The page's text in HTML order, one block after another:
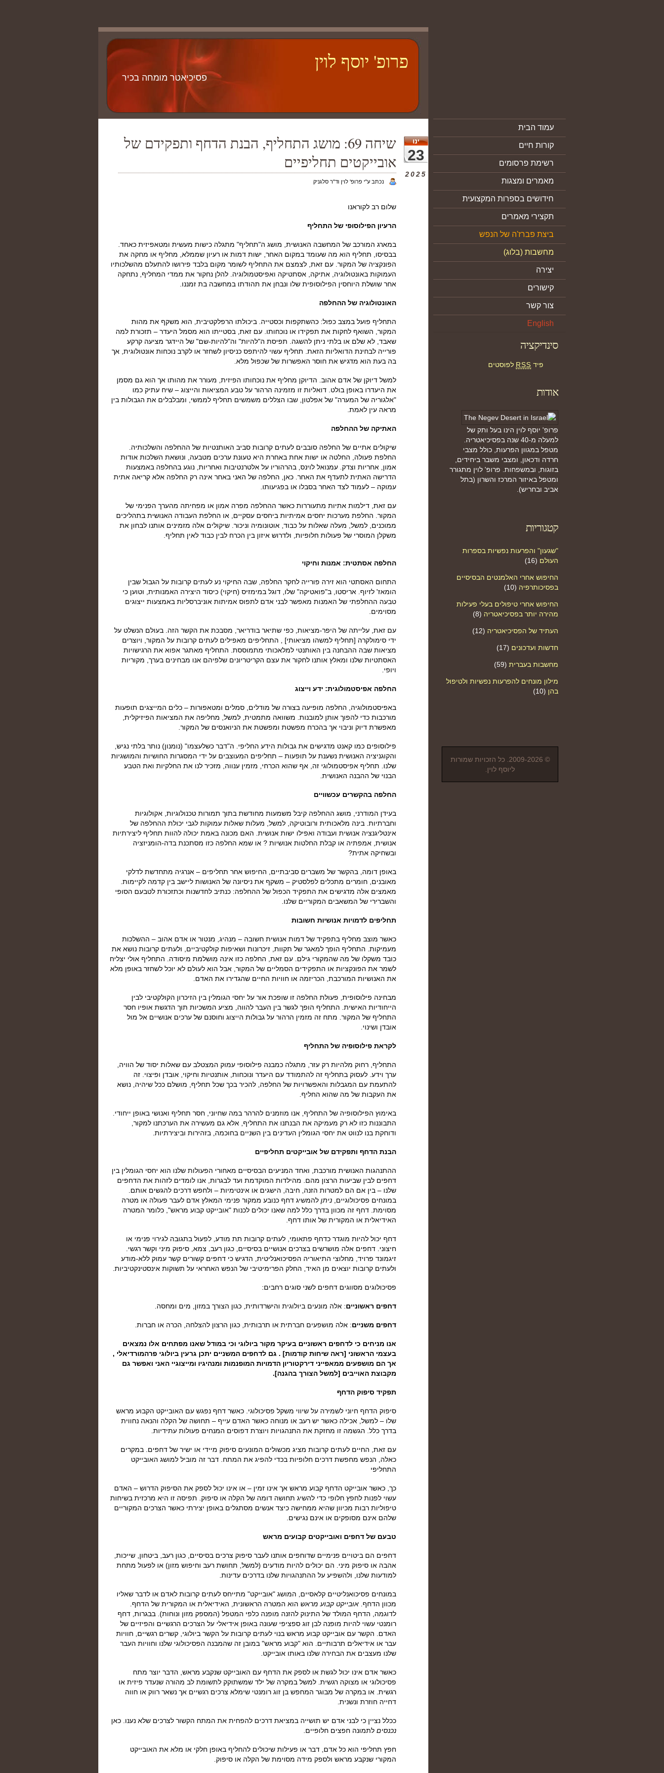
עמוד הבית
קורות חיים
רשימת פרסומים
מאמרים ומצגות
חידושים בספרות המקצועית
תקצירי מאמרים
ביצת פברז'ה של הנפש
מחשבות (בלוג)
יצירה
קישורים
צור קשר
English
סינדיקציה
פיד RSS לפוסטים
אודות
פרופ' יוסף לוין הינו בעל ותק של
למעלה מ-40 שנה בפסיכיאטריה.
מטפל במגוון הפרעות, כולל מצבי
חרדה ודכאון, ומצבי משבר ביחידים,
בזוגות, ובמשפחות. פרופ' לוין מתגורר
ומטפל באיזור המרכז והשרון (בתל
אביב ובחריש).
קטגוריות
"שגעון" והפרעות נפשיות בספרות
העולם (16)
החיפוש אחרי האלמנטים הבסיסיים
בפסיכותרפיה (10)
החיפוש אחרי טיפולים בעלי פעילות
מהירה יותר בפסיכיאטריה (8)
העתיד של הפסיכיאטריה (12)
חדשות ועדכונים (17)
מחשבות בעברית (59)
מילון מונחים להפרעות נפשיות ולטיפול
בהן (10)
© 2009-2026. כל הזכויות שמורות
ליוסף לוין.
פרופ' יוסף לוין
פסיכיאטר מומחה בכיר
ינו
23
2025
שיחה 69: מושג התחליף, הבנת הדחף ותפקידם של
אובייקטים תחליפיים
נכתב ע"י פרופ' לוין וד"ר סלגניק
שלום רב לקוראנו
הרעיון הפילוסופי של התחליף
במארג המורכב של המחשבה האנושית, מושג ה"תחליף" מתגלה כישות מעשית ומטאפיזית כאחד.
בבסיסו, תחליף הוא מה שעומד במקום האחר, ישות דמות או רעיון שממלא, מחליף או מחקה את
הפונקציה של המקור. עם זאת, לצמצם את התחליף לשומר מקום בלבד פירושו להתעלם מהשלכותיו
העמוקות באונטולוגיה, אתיקה, אסתטיקה ואפיסטמולוגיה. להלן נחקור את ממדי המחליף, נתחקה
אחר שושלת היוחסין הפילוסופית שלו ונבחן את תהודתו במחשבה בת זמננו.
האונטולוגיה של ההחלפה
התחליף פועל במצב כפול: כהשתקפות וכסטייה. ביכולתו הרפלקטיבית, הוא משקף את מהות
המקור, השואף לחקות את תפקידו או נוכחותו. עם זאת, בסטייתו הוא מסמל היעדר – תזכורת למה
שאבד, לא שלם או בלתי ניתן להשגה. תפיסת ה"להיות" וה"להיות-שם" של היידגר מציעה קרקע
פורייה לבחינת הדואליות הזאת. תחליף עשוי להיתפס כניסיון לשחזר או לקרב נוכחות אונטולוגית, אך
בה בעת הוא מדגיש את חוסר האפשרות של שכפול מלא.
למשל דיוקן של אדם אהוב. הדיוקן מחליף את נוכחותו הפיזית, מעורר את מהותו אך הוא גם מסמן
את היעדרו באופן בולט. דואליות זו מזמינה הרהור על טבע המציאות והייצוג – שיח עתיק כמו
"אלגוריה של המערה" של אפלטון, שבו הצללים משמשים תחליף לממשי, ומבלבלים את הגבולות בין
מראה עין לאמת.
האתיקה של ההחלפה
שיקולים אתיים של החלפה סובבים לעתים קרובות סביב האותנטיות של ההחלפה והשלכותיה.
החלפת פעולה, החלטה או ישות אחת באחרת היא טעונת ערכים מטבעה, ונושאת השלכות אודות
אמון, אחריות וצדק. עמנואל לוינס, בהרהוריו על אלטרנטיבות ואחריות, נוגע בהחלפה באמצעות
הדרישה האתית לתעדף את האחר. כאן, החלפה של האני באחר אינה רק החלפה אלא קריאה אתית
עמוקה – לעמוד לצד האחר בסבלו או בפגיעותו.
עם זאת, דילמות אתיות מתעוררות כאשר ההחלפה מפרה אמון או מפחיתה מהערך הפנימי של
המקור. החלפת מערכות יחסים אמיתיות ביחסים עסקיים, או החלפת העבודה האנושית בתהליכים
ממוכנים, למשל, מעלה שאלות על כבוד, אוטונומיה וניכור. שיקולים אלה מזמינים אותנו לבחון את
משקלן המוסרי של פעולות חלופיות, ולדרוש איזון בין הכרח לבין כבוד לאין תחליף.
החלפה אסתטית: אמנות וחיקוי
התחום האסתטי הוא זירה פורייה לחקר החלפה, שבה החיקוי נע לעתים קרובות על הגבול שבין
הומאז' לזיוף. אריסטו, ב"פואטיקה" שלו, דוגל במימזיס (חיקוי) כיסוד היצירה האמנותית, וטוען כי
טבעה ההחלפתי של האמנות מאפשר לבני אדם לתפוס אמיתות אוניברסליות באמצעות ייצוגים
מסוימים.
עם זאת, עלייתה של היפר-מציאות, כפי שתיאר בודריאר, מסבכת את הקשר הזה. בעולם הנשלט על
ידי סימולקרה [תחליף למשהו מציאותי] , התחליפים מאפילים לעתים קרובות על המקור, ויוצרים
מציאות שבה ההבחנה בין האותנטי למלאכותי מתמוססת. התחליף מאתגר אפוא את הרגישויות
האסתטיות שלנו ומאלץ אותנו לחקור את עצם הקריטריונים שלפיהם אנו מבחינים בערך, מקוריות
ויופי.
החלפה אפיסטמולוגית: ידע וייצוג
באפיסטמולוגיה, החלפה מופיעה בצורה של מודלים, סמלים ומטאפורות – כלים המייצגים תופעות
מורכבות כדי להפוך אותן למובנות. משוואה מתמטית, למשל, מחליפה את המציאות הפיזיקלית,
מאפשרת דיוק וניבוי אך בהכרח מפשטת ומפשטת את הניואנסים של המקור.
פילוסופים כמו קאנט מדגישים את גבולות הידע החליפי. ה"דבר כשלעצמו" (נומנון) נותר בלתי נגיש,
והקוגניציה האנושית נשענת על תופעות – תחליפים המעוצבים על ידי המסגרות החושיות והמושגיות
שלנו. תחליף אפיסטמולוגי זה, אף שהוא הכרחי, מזמין ענווה, מזכיר לנו את החלקיות ואת הטבע
הבנוי של ההבנה האנושית.
החלפה בהקשרים עכשוויים
בעידן המודרני, מושג ההחלפה קיבל משמעות מחודשת בתוך תמורות טכנולוגיות, אקולוגיות
וחברתיות. בינה מלאכותית ורובוטיקה, למשל, מעלות שאלות עמוקות לגבי יכולת ההחלפה של
אינטליגנציה אנושית ועבודה ואפילו ישות אנושית. האם מכונה באמת יכולה להוות תחליף ליצירתיות
אנושית, אמפתיה או קבלת החלטות אנושיות ? או שמא החלפה כזו מסתכנת בדה-הומניזציה
ובשחיקה אתית?
באופן דומה, בהקשר של משברים סביבתיים, החיפוש אחר תחליפים – אנרגיה מתחדשת לדלקי
מאובנים, חומרים מתכלים לפלסטיק – משקף את ניסיונה של האנושות ליישב בין קדמה לקיימות.
מאמצים אלה מדגישים את התפקיד הכפול של ההחלפה: כנתיב לחדשנות וכתזכורת לטבעם הסופי
והשברירי של המשאבים המקוריים שלנו.
תחליפים לדמויות אנושיות חשובות
כאשר מוצב מחליף בתפקיד של דמות אנושית חשובה – מנהיג, מנטור או אדם אהוב – ההשלכות
מעמיקות. התחליף הופך למאגר של תקוות, זיכרונות ושאיפות קולקטיביים, ולעתים קרובות נושא את
כובד משקלו של מה שהמקורי גילם. עם זאת, החלפה כזו אינה מושלמת מיסודה. התחליף אולי יצליח
לשמר את הפונקציות או התפקידים הסמליים של המקור, אבל הוא לעולם לא יוכל לשחזר באופן מלא
את האנושיות המורכבת, הכריזמה או חוויות החיים שהגדירו את האדם.
מבחינה פילוסופית, פעולת החלפה זו שופכת אור על יחסי הגומלין בין הזיכרון הקולקטיבי לבין
הייחודיות האישית. התחליף הופך לגשר בין העבר להווה, מציע המשכיות תוך הדגשת אופיו חסר
התחליף של המקור. מתח זה מזמין הרהור על גבולות הייצוג וחוסנם של ערכים אנושיים אל מול
אובדן ושינוי.
לקראת פילוסופיה של התחליף
התחליף, רחוק מלהיות רק עזר, מתגלה כמבנה פילוסופי עמוק המצטלב עם שאלות יסוד של הוויה,
ערך וידע. לעסוק בתחליף זה להתמודד עם היעדר ונוכחות, אותנטיות וחיקוי, אובדן ופיצוי. זה
להתעמת עם המגבלות והאפשרויות של החלפה, להכיר בכך שכל תחליף, מושלם ככל שיהיה, נושא
את העקבות של מה שהוא החליף.
באימוץ הפילוסופיה של התחליף, אנו מוזמנים להרהר במה שחיוני, חסר תחליף ואנושי באופן ייחודי.
התבוננות כזו לא רק מעמיקה את הבנתנו את התחליף, אלא גם מעשירה את הערכתנו למקור,
ודוחקת בנו לנווט את יחסי הגומלין העדינים בין השניים בחוכמה, בזהירות וביצירתיות.
הבנת הדחף ותפקידם של אובייקטים תחליפיים
ההתנהגות האנושית מורכבת, ואחד המניעים הבסיסיים מאחורי הפעולות שלנו הוא יחסי הגומלין בין
דחפים לבין שביעות הרצון מהם. מהילדות המוקדמת ועד לבגרות, אנו לומדים לזהות את הדחפים
שלנו – בין אם הם למטרות הזנה, חיבה, הישגים או אינטימיות – ולחפש דרכים להגשים אותם.
במונחים פסיכולוגיים, ניתן להמשיג דחף כנובע ממקור פנימי המאלץ אדם לעבר פעולה או מטרה
מסוימת. דחף זה מכוון בדרך כלל למה שאנו יכולים לכנות "אובייקט קבוע מראש", כלומר המטרה
האידיאלית או המקורית של אותו דחף.
דחף יכול להיות מוגדר כדחף פתאומי, לעתים קרובות תת מודע, לפעול בתגובה לגירוי פנימי או
חיצוני. דחפים אלה מושרשים בצרכים אנושיים בסיסיים, כגון רעב, צמא, סיפוק מיני וקשר רגשי.
זיגמונד פרויד, מחלוצי התיאוריה הפסיכואנליטית, הדגיש כי דחפים קשורים קשר עמוק ללא-מודע
ולעתים קרובות יוצאים מן האיד, החלק הפרימיטיבי של הנפש האחראי על תשוקות אינסטינקטיביות.
פסיכולוגים מסווגים דחפים לשני סוגים רחבים:
דחפים ראשוניים: אלה מונעים ביולוגית והישרדותית, כגון הצורך במזון, מים ומחסה.
דחפים משניים: אלה מושפעים חברתית או תרבותית, כגון הרצון להצלחה, הכרה או חברות.
אנו מניחים כי לדחפים ראשוניים בעיקר מקור ביולוגי וכי במודל שאנו מפתחים אלו נמצאים
בעצמי הראשוני [ראה שיחות קודמות] . גם לדחפים המשניים יתכן גרעין ביולוגי פרהמורדיאלי ,
אך הם מושפעים ממאפייני דירקטוריון הדמויות המופנמות ומנהיגיו ומייצוגיי האני ואפשר גם
מקבוצת האוייבים [למשל הצורך בהגנה].
תפקיד סיפוק הדחף
סיפוק הדחף חיוני לשמירה על שיווי משקל פסיכולוגי. כאשר דחף נפגש עם האובייקט הקבוע מראש
שלו – למשל, אכילה כאשר יש רעב או מנוחה כאשר האדם עייף – תחושה של הקלה והנאה נחווית
בדרך כלל. הגשמה זו מחזקת את התנהגויות ויוצרת דפוסים המנחים פעולות עתידיות.
עם זאת, החיים לעתים קרובות מציג מכשולים המונעים סיפוק מיידי או ישיר של דחפים. במקרים
כאלה, הנפש מחפשת דרכים חלופיות בכדי להפיג את המתח. דבר זה מוביל למושג האובייקט
התחליפי
כך, כאשר אובייקט הדחף קבוע מראש אך אינו זמין – או אינו יכול לספק את הסיפוק הדרוש – האדם
עשוי לפנות לחפץ חלופי כדי להשיג תחושה דומה של הקלה או סיפוק. תפיסה זו היא מרכזית בשיחות
טיפוליות רבות מכיוון שהיא ממחישה כיצד אנשים מסתגלים באופן יצירתי כאשר הצרכים המקוריים
שלהם אינם מסופקים או אינם נגישים.
טבעם של דחפים ואובייקטים קבועים מראש
דחפים הם ביטויים פנימיים שדוחפים אותנו לעבר סיפוק צרכים בסיסיים, כגון רעב, ביטחון, שייכות,
אהבה או סיפוק מיני. הם יכולים להיות מודעים (למשל, תחושת רעב וחיפוש מזון) או לפעול מתחת
למודעות שלנו, ולהשפיע על ההתנהגויות שלנו בדרכים עדינות.
במונחים פסיכואנליטיים קלאסיים, המושג "אובייקט" מתייחס לעתים קרובות לאדם או לדבר שאליו
מכוון הדחף. אובייקט קבוע מראש הוא המטרה הראשונית, האידיאלית או המקורית של הדחף.
לדוגמה, הדחף המולד של התינוק להזנה מופנה כלפי המטפל (המספק מזון ונוחות). בבגרות, דחף
רומנטי עשוי להיות מופנה לבן זוג ספציפי שעונה באופן אידיאלי על הצרכים הרגשיים והפיזיים של
האדם. הקשר עם אובייקט קבוע מראש בנוי לעתים קרובות על הקשר ביולוגי, קשרים רגשיים, חוויות
עבר או אידיאלים תרבותיים. הוא "קבוע מראש" במובן זה שהמבנה הפסיכולוגי שלנו וחוויות העבר
שלנו מעצבים את הבחירה שלנו באותו אובייקט.
כאשר אדם אינו יכול לגשת או לספק את הדחף עם האובייקט שנקבע מראש, הדבר יוצר מתח
פסיכולוגי או מצוקה רגשית. למשל במקרה של ילד שמשתוקק לתשומת לב מהורה שנעדר פיזית או
רגשית. או במקרה של מבוגר המחפש בן זוג רומנטי שימלא צרכים רגשיים אך נשאר רווק או חווה
דחייה חוזרת ונשנית.
ככלל נציין כי לבני אדם יש תושייה במציאת דרכים להפחית את המתח הקשור לצרכים שלא נענו. כאן
נכנסים לתמונה חפצים חלופיים.
חפץ תחליפי הוא כל אדם, דבר או פעילות שיכולים להחליף באופן חלקי או מלא את האובייקט
המקורי שנקבע מראש ולספק מידה מסוימת של הקלה או סיפוק.